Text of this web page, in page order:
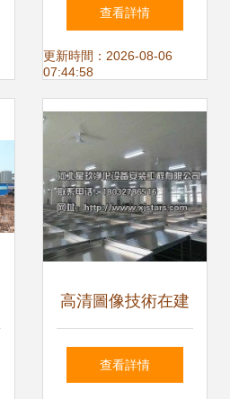
設工程施工中的巖
土工程技術指引
查看詳情
更新時間：2026-08-06
07:44:58
高清圖像技術在建
設工程施工中的應
查看詳情